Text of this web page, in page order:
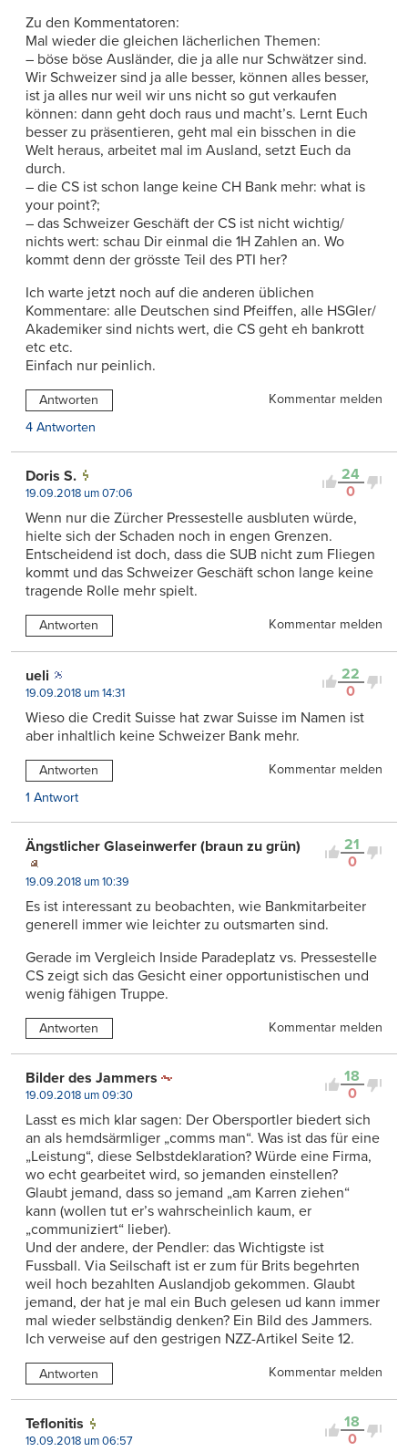
Zu den Kommentatoren:
Mal wieder die gleichen lächerlichen Themen:
– böse böse Ausländer, die ja alle nur Schwätzer sind.
Wir Schweizer sind ja alle besser, können alles besser,
ist ja alles nur weil wir uns nicht so gut verkaufen
können: dann geht doch raus und macht’s. Lernt Euch
besser zu präsentieren, geht mal ein bisschen in die
Welt heraus, arbeitet mal im Ausland, setzt Euch da
durch.
– die CS ist schon lange keine CH Bank mehr: what is
your point?;
– das Schweizer Geschäft der CS ist nicht wichtig/
nichts wert: schau Dir einmal die 1H Zahlen an. Wo
kommt denn der grösste Teil des PTI her?
Ich warte jetzt noch auf die anderen üblichen
Kommentare: alle Deutschen sind Pfeiffen, alle HSGler/
Akademiker sind nichts wert, die CS geht eh bankrott
etc etc.
Einfach nur peinlich.
Antworten
Kommentar melden
4 Antworten
24
0
Doris S.
19.09.2018 um 07:06
Wenn nur die Zürcher Pressestelle ausbluten würde,
hielte sich der Schaden noch in engen Grenzen.
Entscheidend ist doch, dass die SUB nicht zum Fliegen
kommt und das Schweizer Geschäft schon lange keine
tragende Rolle mehr spielt.
Antworten Kommentar melden
22
0
ueli
19.09.2018 um 14:31
Wieso die Credit Suisse hat zwar Suisse im Namen ist
aber inhaltlich keine Schweizer Bank mehr.
Antworten
Kommentar melden
1 Antwort
21
0
Ängstlicher Glaseinwerfer (braun zu grün)
19.09.2018 um 10:39
Es ist interessant zu beobachten, wie Bankmitarbeiter
generell immer wie leichter zu outsmarten sind.
Gerade im Vergleich Inside Paradeplatz vs. Pressestelle
CS zeigt sich das Gesicht einer opportunistischen und
wenig fähigen Truppe.
Antworten Kommentar melden
18
0
Bilder des Jammers
19.09.2018 um 09:30
Lasst es mich klar sagen: Der Obersportler biedert sich
an als hemdsärmliger „comms man“. Was ist das für eine
„Leistung“, diese Selbstdeklaration? Würde eine Firma,
wo echt gearbeitet wird, so jemanden einstellen?
Glaubt jemand, dass so jemand „am Karren ziehen“
kann (wollen tut er’s wahrscheinlich kaum, er
„communiziert“ lieber).
Und der andere, der Pendler: das Wichtigste ist
Fussball. Via Seilschaft ist er zum für Brits begehrten
weil hoch bezahlten Auslandjob gekommen. Glaubt
jemand, der hat je mal ein Buch gelesen ud kann immer
mal wieder selbständig denken? Ein Bild des Jammers.
Ich verweise auf den gestrigen NZZ-Artikel Seite 12.
Antworten Kommentar melden
18
0
Teflonitis
19.09.2018 um 06:57